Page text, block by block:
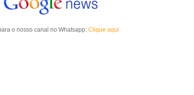
o nosso canal no Whatsapp:Clique aqui